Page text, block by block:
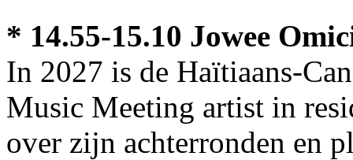
* 14.55-15.10 Jowee
In 2027 is de Haïtiaans-
Music Meeting artist in
over zijn achterronden en